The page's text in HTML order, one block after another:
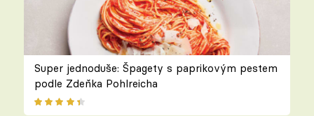
Super jednoduše: Špagety s paprikovým pestem
podle Zdeňka Pohlreicha